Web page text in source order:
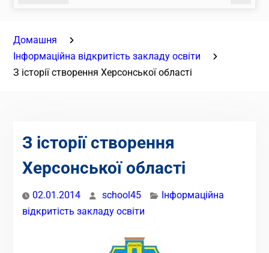
Домашня
Інформаційна відкритість закладу освіти
З історії створення Херсонської області
З історії створення
Херсонської області
02.01.2014 school45
Інформаційна
відкритість закладу освіти